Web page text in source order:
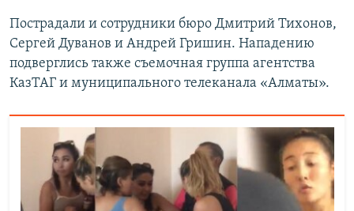
Пострадали и сотрудники бюро Дмитрий Тихонов,
Сергей Дуванов и Андрей Гришин. Нападению
подверглись также съемочная группа агентства
КазТАГ и муниципального телеканала «Алматы».